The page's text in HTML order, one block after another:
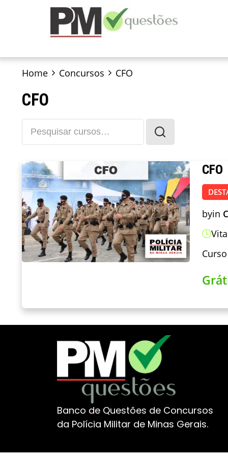
Home Concursos CFO
CFO
CFO
byin
Banco de Questões de Concursos
da Polícia Militar de Minas Gerais.